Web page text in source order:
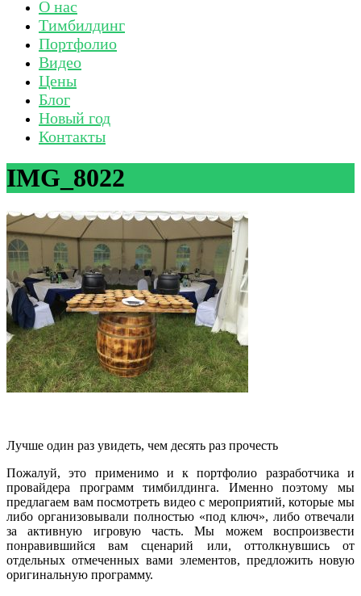
О нас
Тимбилдинг
Портфолио
Видео
Цены
Блог
Новый год
Контакты
IMG_8022
Лучше один раз увидеть, чем десять раз прочесть
Пожалуй, это применимо и к портфолио разработчика и
провайдера программ тимбилдинга. Именно поэтому мы
предлагаем вам посмотреть видео с мероприятий, которые мы
либо организовывали полностью «под ключ», либо отвечали
за активную игровую часть. Мы можем воспроизвести
понравившийся вам сценарий или, оттолкнувшись от
отдельных отмеченных вами элементов, предложить новую
оригинальную программу.